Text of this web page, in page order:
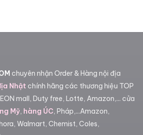
chuyên nhận Order & Hàng nội địa
Nhật chính hãng các thương hiệu TOP
mall, Duty free, Lotte, Amazon,... cửa
Mỹ, hàng ÚC, Pháp,...Amazon,
Walmart, Chemist, Coles,